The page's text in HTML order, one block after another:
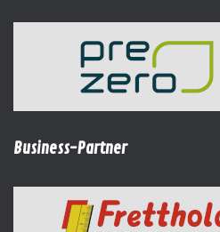
Business-Partner